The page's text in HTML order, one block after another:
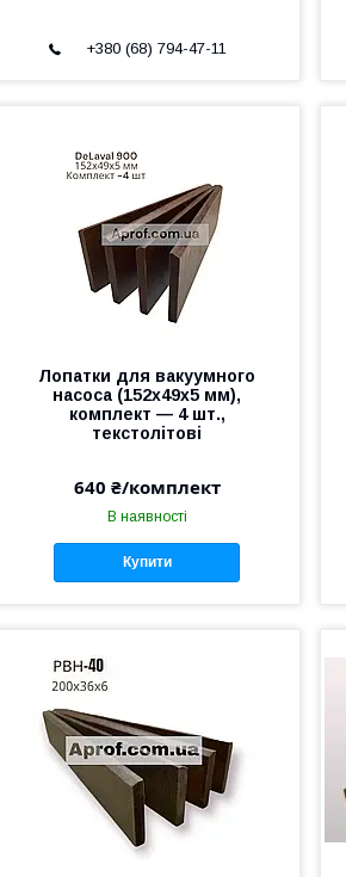
+380 (68) 794-47-11
Лопатки для вакуумного
насоса (152х49х5 мм),
комплект — 4 шт.,
текстолітові
640 ₴/комплект
В наявності
Купити